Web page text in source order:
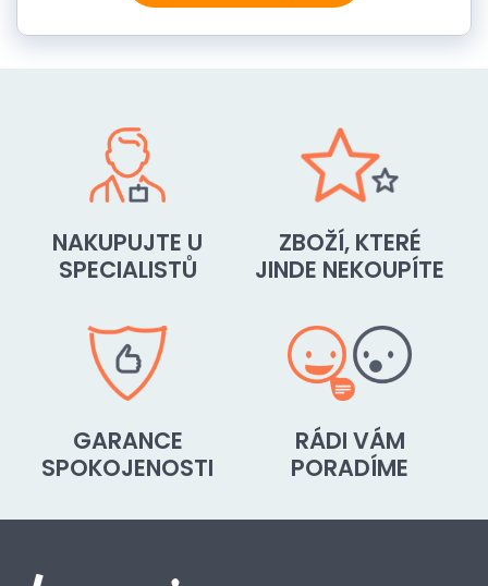
NAKUPUJTE U
SPECIALISTŮ
ZBOŽÍ, KTERÉ
JINDE NEKOUPÍTE
GARANCE
SPOKOJENOSTI
RÁDI VÁM
PORADÍME